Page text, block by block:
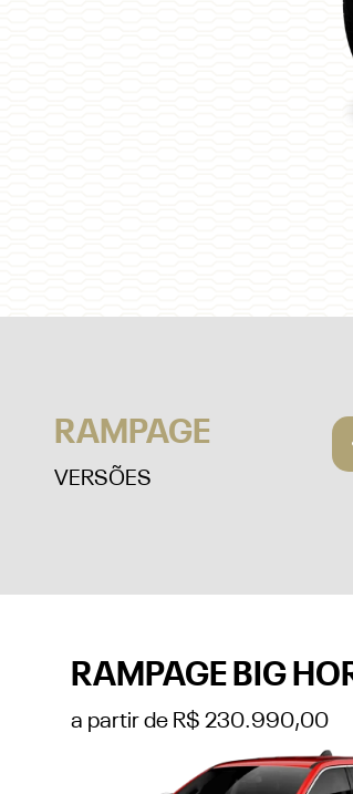
RAMPAGE
VERSÕES
RAMPAGE BIG
a partir de R$ 230.990,00